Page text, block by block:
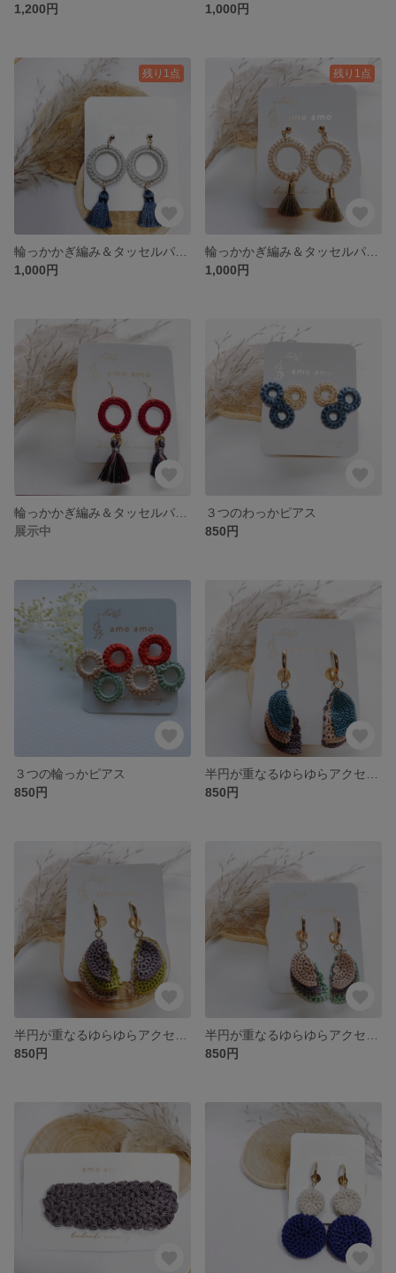
1,200円
1,000円
残り1点
1,000円
残り1点
1,000円
展示中
３つのわっかピアス
850円
３つの輪っかピアス
850円
850円
850円
850円